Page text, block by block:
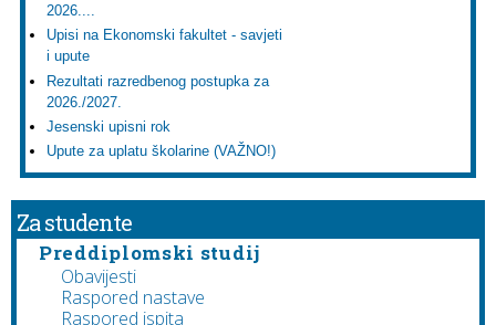
2026....
Upisi na Ekonomski fakultet - savjeti
i upute
Rezultati razredbenog postupka za
2026./2027.
Jesenski upisni rok
Upute za uplatu školarine (VAŽNO!)
Za studente
Preddiplomski studij
Obavijesti
Raspored nastave
Raspored ispita